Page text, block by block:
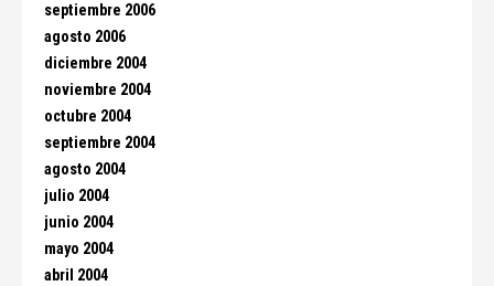
septiembre 2006
agosto 2006
diciembre 2004
noviembre 2004
octubre 2004
septiembre 2004
agosto 2004
julio 2004
junio 2004
mayo 2004
abril 2004